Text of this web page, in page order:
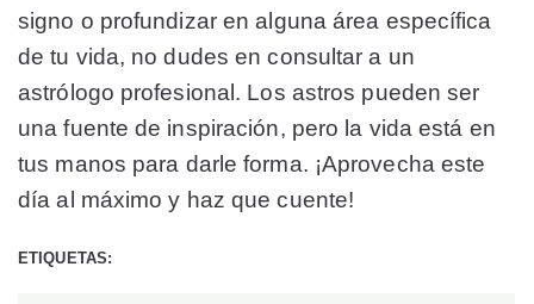
signo o profundizar en alguna área específica
de tu vida, no dudes en consultar a un
astrólogo profesional. Los astros pueden ser
una fuente de inspiración, pero la vida está en
tus manos para darle forma. ¡Aprovecha este
día al máximo y haz que cuente!
ETIQUETAS: